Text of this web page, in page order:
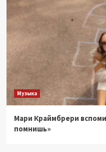
Музыка
Мари Краймбрери
помнишь»